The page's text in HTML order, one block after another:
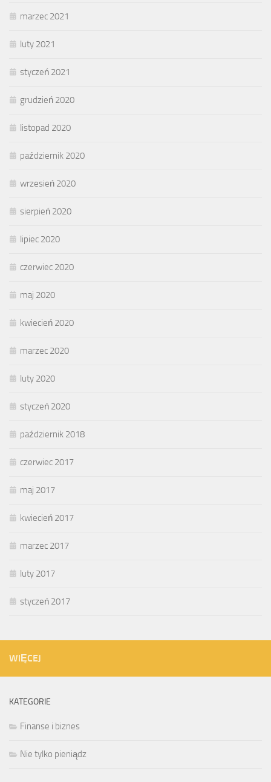
marzec 2021
luty 2021
styczeń 2021
grudzień 2020
listopad 2020
październik 2020
wrzesień 2020
sierpień 2020
lipiec 2020
czerwiec 2020
maj 2020
kwiecień 2020
marzec 2020
luty 2020
styczeń 2020
październik 2018
czerwiec 2017
maj 2017
kwiecień 2017
marzec 2017
luty 2017
styczeń 2017
WIĘCEJ
KATEGORIE
Finanse i biznes
Nie tylko pieniądz